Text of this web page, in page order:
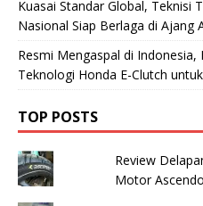
Kuasai Standar Global, Teknisi
Nasional Siap Berlaga di Ajang
Resmi Mengaspal di
Teknologi Honda E-Clutch
TOP POSTS
Review
Motor Ascendo